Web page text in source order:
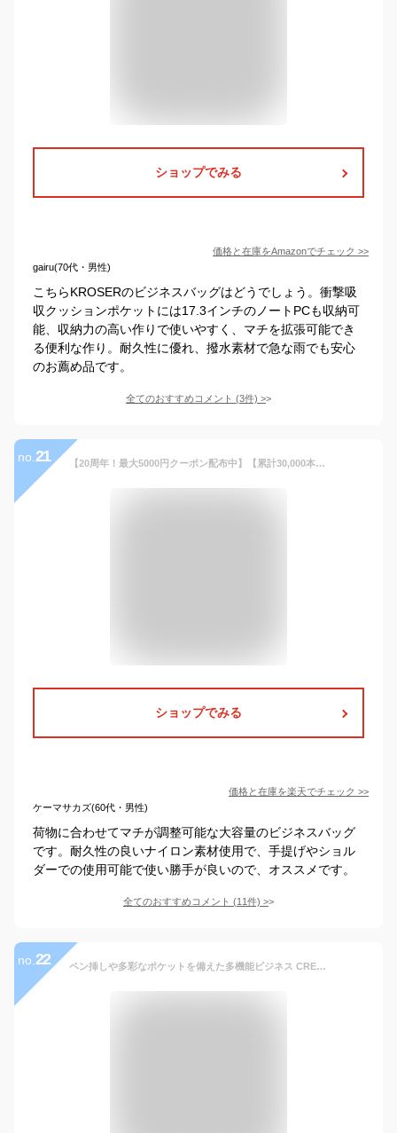
ショップでみる
価格と在庫をAmazonでチェック >>
gairu(70代・男性)
こちらKROSERのビジネスバッグはどうでしょう。衝撃吸
収クッションポケットには17.3インチのノートPCも収納可
能、収納力の高い作りで使いやすく、マチを拡張可能でき
る便利な作り。耐久性に優れ、撥水素材で急な雨でも安心
のお薦め品です。
全てのおすすめコメント (3件) >
no. 21 【20周年！最大5000円クーポン配布中】【累計30,000本突破】ビジネスバッグ メンズ 出張 1泊2日 A3対応 大容量 マチ拡張 2ルーム 2way ショルダー PC収納 多機能 通勤 通学 No.6042
ショップでみる
価格と在庫を楽天でチェック >>
ケーマサカズ(60代・男性)
荷物に合わせてマチが調整可能な大容量のビジネスバッグ
です。耐久性の良いナイロン素材使用で、手提げやショル
ダーでの使用可能で使い勝手が良いので、オススメです。
全てのおすすめコメント (11件) >
no. 22 ペン挿しや多彩なポケットを備えた多機能ビジネス CREST PORT オーガナイザー付き ビジネスバッグ 5209 ビジネスバック A4収納 メンズ レディース 鞄 軽量 通勤 ビジネス ショルダーベルト 2way あす楽 即納